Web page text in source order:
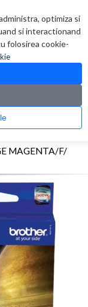
optimiza si
si interactionand
folosirea cookie-
0 produs(e)
LC-1100M INK
MAGENTA/F/